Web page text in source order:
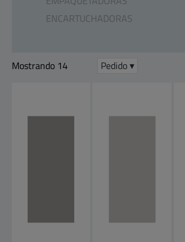
ENCARTUCHADORAS
Mostrando 14 Pedido ▾